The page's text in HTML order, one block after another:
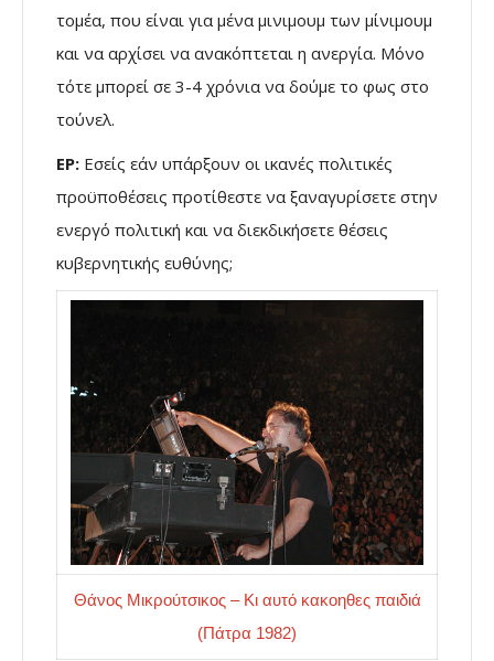
τομέα, που είναι για μένα μινιμουμ των μίνιμουμ
και να αρχίσει να ανακόπτεται η ανεργία. Μόνο
τότε μπορεί σε 3-4 χρόνια να δούμε το φως στο
τούνελ.
ΕΡ: Εσείς εάν υπάρξουν οι ικανές πολιτικές
προϋποθέσεις προτίθεστε να ξαναγυρίσετε στην
ενεργό πολιτική και να διεκδικήσετε θέσεις
κυβερνητικής ευθύνης;
Θάνος Μικρούτσικος – Κι αυτό κακοηθες παιδιά
(Πάτρα 1982)